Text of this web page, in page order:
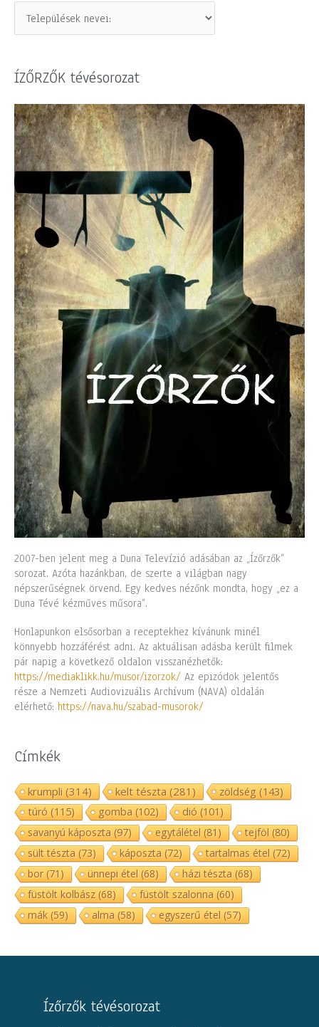
ÍZŐRZŐK tévésorozat
2007-ben jelent meg a Duna Televízió adásában az „Ízőrzők”
sorozat. Azóta hazánkban, de szerte a világban nagy
népszerűségnek örvend. Egy kedves nézőnk mondta, hogy „ez a
Duna Tévé kézműves műsora”.
Honlapunkon elsősorban a receptekhez kívánunk minél
könnyebb hozzáférést adni. Az aktuálisan adásba került filmek
pár napig a következő oldalon visszanézhetők:
https://mediaklikk.hu/musor/izorzok/ Az epizódok jelentős
része a Nemzeti Audiovizuális Archívum (NAVA) oldalán
elérhető: https://nava.hu/szabad-musorok/
Címkék
krumpli (314) kelt tészta (281) zöldség (143)
túró (115) gomba (102) dió (101)
savanyú káposzta (97) egytálétel (81) tejföl (80)
sült tészta (73) káposzta (72) tartalmas étel (72)
bor(71) ünnepi étel (68) házi tészta (68)
füstölt kolbász(68) füstölt szalonna (60)
mák(59) alma (58) egyszerű étel (57)
Ízőrzők tévésorozat